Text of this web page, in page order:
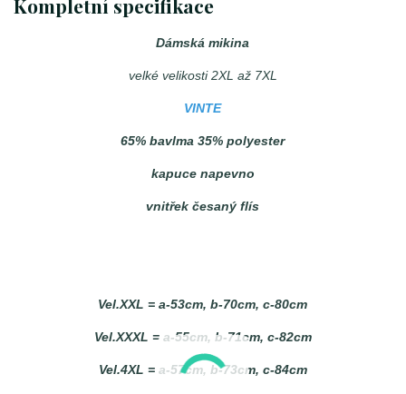
Kompletní specifikace
Dámská mikina
velké velikosti 2XL až 7XL
VINTE
65% bavlma 35% polyester
kapuce napevno
vnitřek česaný flís
Vel.XXL = a-53cm, b-70cm, c-80cm
Vel.XXXL = a-55cm, b-71cm, c-82cm
Vel.4XL = a-57cm, b-73cm, c-84cm